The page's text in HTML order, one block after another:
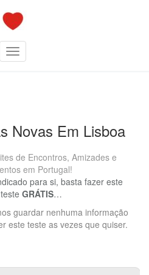
Toggle navigation
Novas Em Lisboa
de Encontros, Amizades e
em Portugal!
para si, basta fazer este
GRÁTIS…
guardar nenhuma informação
este teste as vezes que quiser.